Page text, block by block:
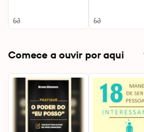
Comece a ouvir por aqui